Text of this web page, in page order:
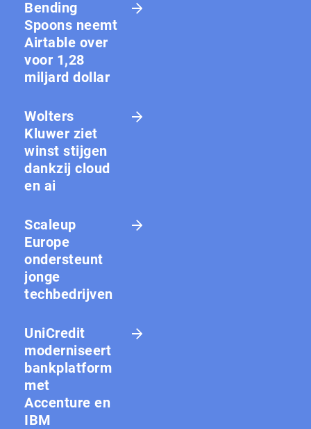
Bending
Spoons neemt
Airtable over
voor 1,28
miljard dollar
Wolters
Kluwer ziet
winst stijgen
dankzij cloud
en ai
Scaleup
Europe
ondersteunt
jonge
techbedrijven
UniCredit
moderniseert
bankplatform
met
Accenture en
IBM